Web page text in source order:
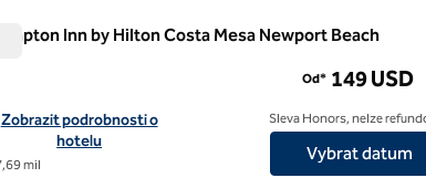
Inn by Hilton Costa Mesa Newport Beach
Zobrazit podrobnosti o hotelu Hampton Inn by Hilton Costa
Zobrazit podrobnosti o
hotelu
mil
Od* 149 USD
Sleva Honors, nelze
Vybrat datum